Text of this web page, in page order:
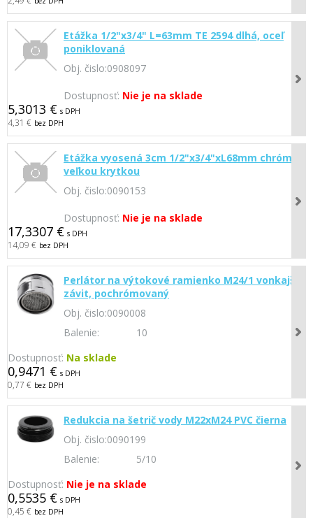
Etážka 1/2"x3/4" L=63mm TE 2594 dlhá, oceľ
poniklovaná
Obj. čislo:0908097
Dostupnosť: Nie je na sklade
5,3013 € s DPH
4,31 € bez DPH
Etážka vyosená 3cm 1/2"x3/4"xL68mm chróm s
veľkou krytkou
Obj. čislo:0090153
Dostupnosť: Nie je na sklade
17,3307 € s DPH
14,09 € bez DPH
Perlátor na výtokové ramienko M24/1 vonkajší
závit, pochrómovaný
Obj. čislo:0090008
Balenie:
10
Dostupnosť: Na sklade
0,9471 € s DPH
0,77 € bez DPH
Redukcia na šetrič vody M22xM24 PVC čierna
Obj. čislo:0090199
Balenie:
5/10
Dostupnosť: Nie je na sklade
0,5535 € s DPH
0,45 € bez DPH